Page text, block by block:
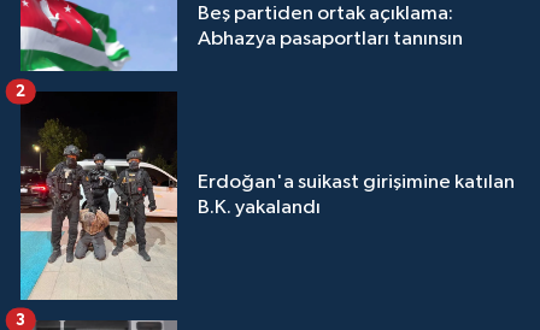
Beş partiden ortak açıklama:
Abhazya pasaportları tanınsın
Erdoğan'a suikast girişimine katılan
B.K. yakalandı
2
3